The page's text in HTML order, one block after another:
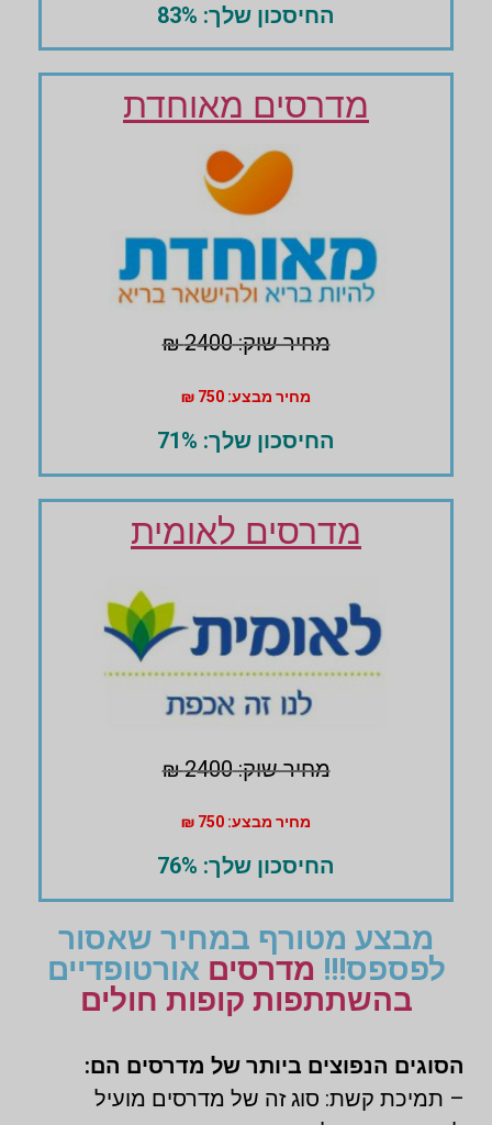
החיסכון שלך: 83%
מדרסים מאוחדת
מחיר שוק: 2400 ₪
מחיר מבצע: 750 ₪
החיסכון שלך: 71%
מדרסים לאומית
מחיר שוק: 2400 ₪
מחיר מבצע: 750 ₪
החיסכון שלך: 76%
מבצע מטורף במחיר שאסור
לפספס!!! מדרסים אורטופדיים
בהשתתפות קופות חולים
הסוגים הנפוצים ביותר של מדרסים הם:
– תמיכת קשת: סוג זה של מדרסים מועיל